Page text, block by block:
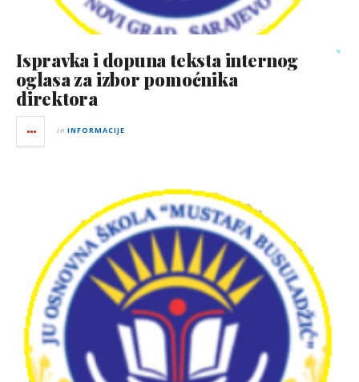
Ispravka i dopuna teksta internog
oglasa za izbor pomoćnika
direktora
in INFORMACIJE